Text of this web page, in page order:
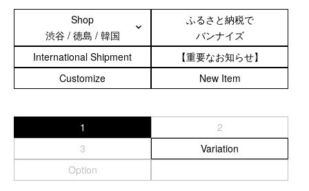
財布以外の革製品
ステーショナリー
便利なアタッチメント／パーツ
ショルダーベルト／パット
ストラップ／ネックストラップ
車／自転車／バイク
スマートフォンケース
Shop
渋谷 / 徳島 / 韓国
ふるさと納税で
バンナイズ
International Shipment
【重要なお知らせ】
Customize
New Item
1
2
3
Variation
Option